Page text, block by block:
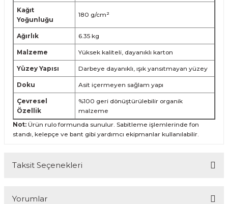
Kağıt
Yoğunluğu
180 g/cm²
Ağırlık 6.35 kg
Malzeme Yüksek kaliteli, dayanıklı karton
Yüzey Yapısı Darbeye dayanıklı, ışık yansıtmayan yüzey
Doku Asit içermeyen sağlam yapı
Çevresel
Özellik
%100 geri dönüştürülebilir organik
malzeme
Not: Ürün rulo formunda sunulur. Sabitleme işlemlerinde fon
standı, kelepçe ve bant gibi yardımcı ekipmanlar kullanılabilir.
Taksit Seçenekleri
Yorumlar